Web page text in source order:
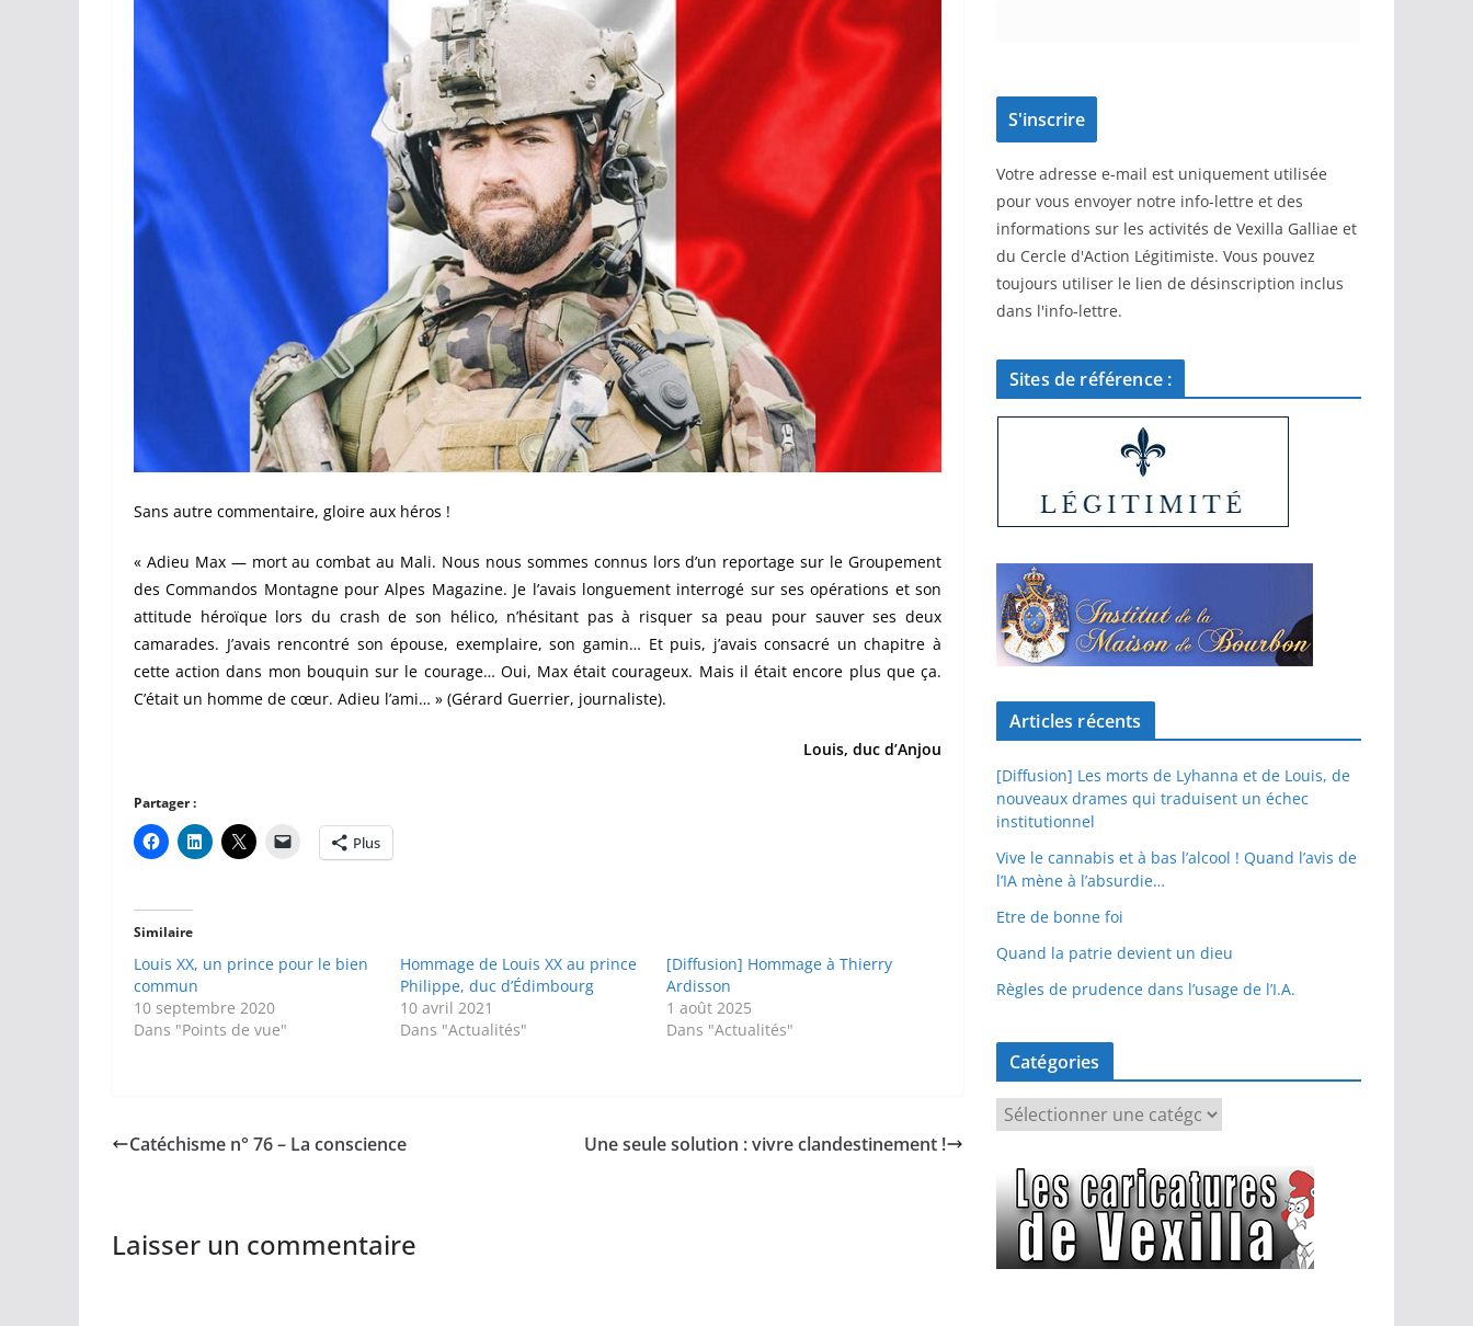
Sans autre commentaire, gloire aux héros !
« Adieu Max — mort au combat au Mali. Nous nous sommes connus lors d’un reportage sur le Groupement
des Commandos Montagne pour Alpes Magazine. Je l’avais longuement interrogé sur ses opérations et son
attitude héroïque lors du crash de son hélico, n’hésitant pas à risquer sa peau pour sauver ses deux
camarades. J’avais rencontré son épouse, exemplaire, son gamin… Et puis, j’avais consacré un chapitre à
cette action dans mon bouquin sur le courage… Oui, Max était courageux. Mais il était encore plus que ça.
C’était un homme de cœur. Adieu l’ami… » (Gérard Guerrier, journaliste).
Louis, duc d’Anjou
Partager :
Plus
Similaire
Louis XX, un prince pour le bien
commun
10 septembre 2020
Dans "Points de vue"
Hommage de Louis XX au prince
Philippe, duc d’Édimbourg
10 avril 2021
Dans "Actualités"
[Diffusion] Hommage à Thierry
Ardisson
1 août 2025
Dans "Actualités"
Catéchisme n° 76 – La conscience Une seule solution : vivre clandestinement !
Laisser un commentaire
Votre adresse e-mail est uniquement utilisée
pour vous envoyer notre info-lettre et des
informations sur les activités de Vexilla Galliae et
du Cercle d'Action Légitimiste. Vous pouvez
toujours utiliser le lien de désinscription inclus
dans l'info-lettre.
Sites de référence :
Articles récents
[Diffusion] Les morts de Lyhanna et de Louis, de
nouveaux drames qui traduisent un échec
institutionnel
Vive le cannabis et à bas l’alcool ! Quand l’avis de
l’IA mène à l’absurdie…
Etre de bonne foi
Quand la patrie devient un dieu
Règles de prudence dans l’usage de l’I.A.
Catégories
é
g
o
r